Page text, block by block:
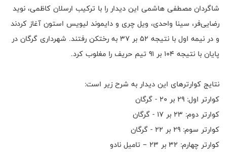
شاگردان مصطفی هاشمی این دیدار را با ترکیب ارسلان کاظمی، نوید
رضایی‌فر، سینا واحدی، ویل چری و دایموند لیویس استون آغاز کردند
و در نیمه اول با نتیجه 52 بر 37 به رختکن رفتند. شهرداری گرگان در
پایان با نتیجه 104 بر 91 تیم حریف را مغلوب کرد.
نتایج کوارترهای این دیدار به شرح زیر است:
کوارتر اول: 29 بر 20 - گرگان
کوارتر دوم: 23 بر 17 - گرگان
کوارتر سوم: 29 بر 22 - گرگان
کوارتر چهارم: 32 بر 23 – تامیل نادو